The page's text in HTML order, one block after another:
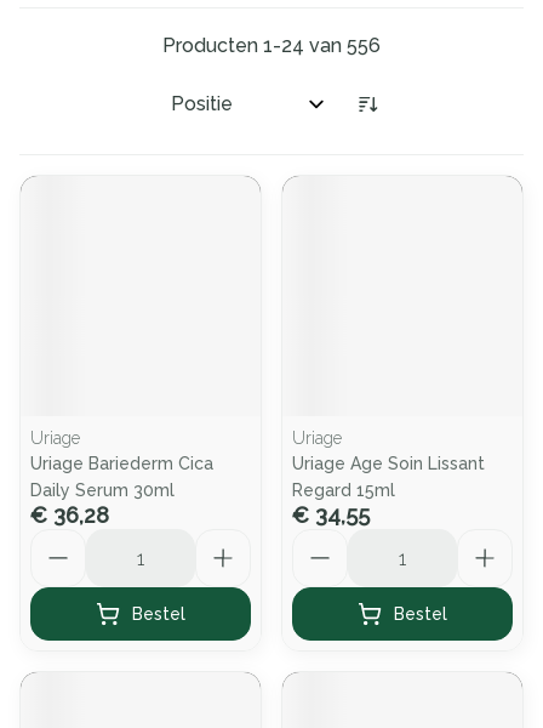
Producten 1-24 van 556
Sorteer op:
Uriage
Uriage Bariederm Cica
Daily Serum 30ml
€ 36,28
Bestel
Uriage
Uriage Age Soin Lissant
Regard 15ml
€ 34,55
Bestel